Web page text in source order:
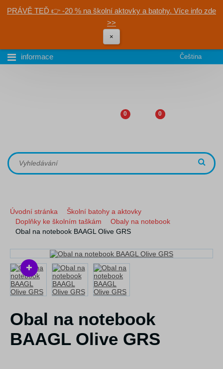
PRÁVĚ TEĎ 👉 -20 % na školní aktovky a batohy. Více info zde
>>
×
informace Čeština
0 0
Úvodní stránka
Školní batohy a aktovky
Doplňky ke školním taškám
Obaly na notebook
Obal na notebook BAAGL Olive GRS
Obal na notebook
BAAGL Olive GRS